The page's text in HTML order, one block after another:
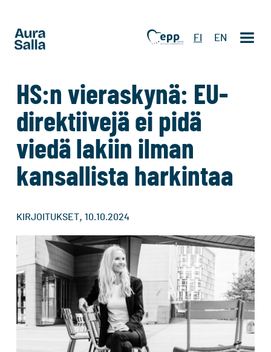
FI EN
HS:n vieraskynä: EU-
direktiivejä ei pidä
viedä lakiin ilman
kansallista harkintaa
KIRJOITUKSET, 10.10.2024